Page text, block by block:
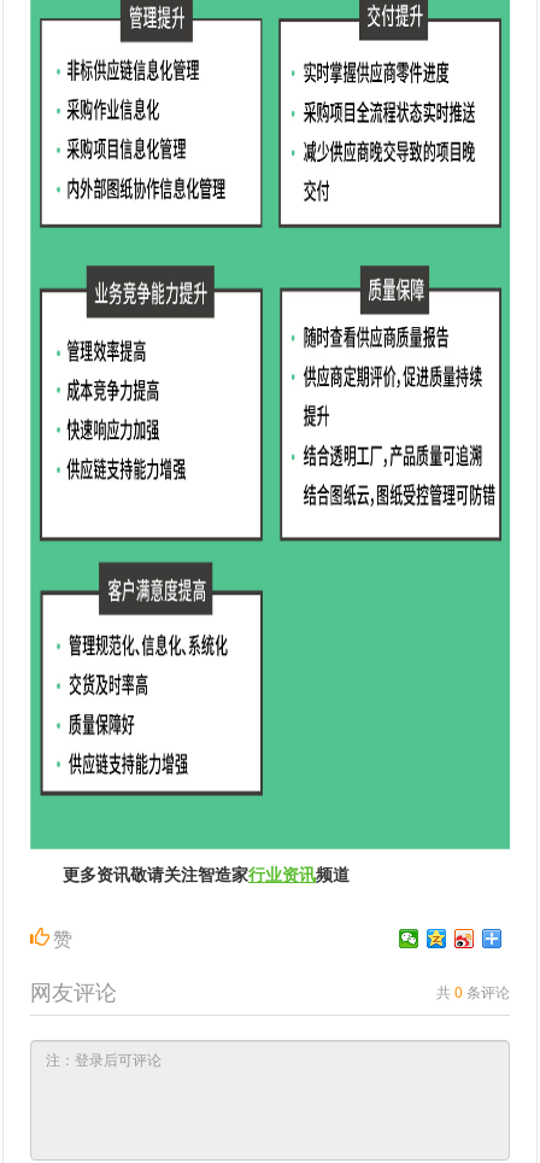
更多资讯敬请关注智造家行业资讯频道
赞
网友评论 共0 条评论